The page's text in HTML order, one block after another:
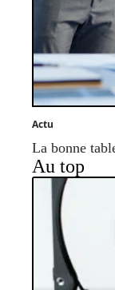
Actu
La bonne
Au top